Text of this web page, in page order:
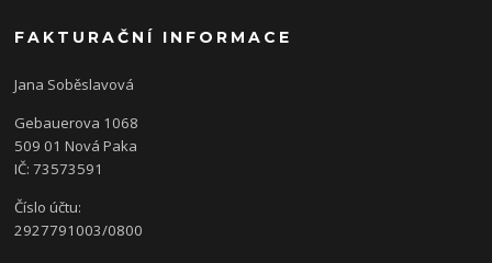
FAKTURAČNÍ INFORMACE
Jana Soběslavová
Gebauerova 1068
509 01 Nová Paka
IČ: 73573591
Číslo účtu:
2927791003/0800